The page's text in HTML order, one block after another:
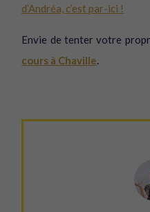
d’Andréa, c’est par-ici !
Envie de tenter votre
cours à Chaville